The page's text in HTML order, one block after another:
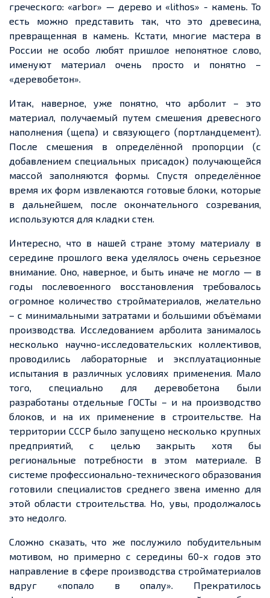
греческого: «arbor» — дерево и «lithos» - камень. То
есть можно представить так, что это древесина,
превращенная в камень. Кстати, многие мастера в
России не особо любят пришлое непонятное слово,
именуют материал очень просто и понятно –
«деревобетон».
Итак, наверное, уже понятно, что арболит – это
материал, получаемый путем смешения древесного
наполнения (щепа) и связующего (портландцемент).
После смешения в определённой пропорции (с
добавлением специальных присадок) получающейся
массой заполняются формы. Спустя определённое
время их форм извлекаются готовые блоки, которые
в дальнейшем, после окончательного созревания,
используются для кладки стен.
Интересно, что в нашей стране этому материалу в
середине прошлого века уделялось очень серьезное
внимание. Оно, наверное, и быть иначе не могло — в
годы послевоенного восстановления требовалось
огромное количество стройматериалов, желательно
– с минимальными затратами и большими объёмами
производства. Исследованием арболита занималось
несколько научно-исследовательских коллективов,
проводились лабораторные и эксплуатационные
испытания в различных условиях применения. Мало
того, специально для деревобетона были
разработаны отдельные ГОСТы – и на производство
блоков, и на их применение в строительстве. На
территории СССР было запущено несколько крупных
предприятий, с целью закрыть хотя бы
региональные потребности в этом материале. В
системе профессионально-технического образования
готовили специалистов среднего звена именно для
этой области строительства. Но, увы, продолжалось
это недолго.
Сложно сказать, что же послужило побудительным
мотивом, но примерно с середины 60-х годов это
направление в сфере производства стройматериалов
вдруг «попало в опалу». Прекратилось